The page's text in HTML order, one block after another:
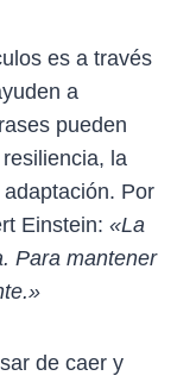
es a través
a
pueden
la
Por
Einstein: «La
Para mantener
de caer y